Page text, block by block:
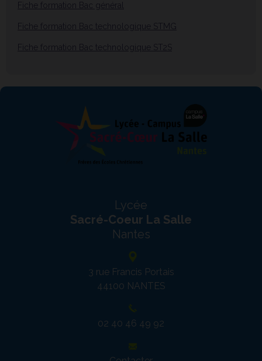
Nantes
Fiche formation Bac général
Fiche formation Bac technologique STMG
Fiche formation Bac technologique ST2S
Lycée
Sacré-Coeur La Salle
Nantes
3 rue Francis Portais
44100 NANTES
02 40 46 49 92